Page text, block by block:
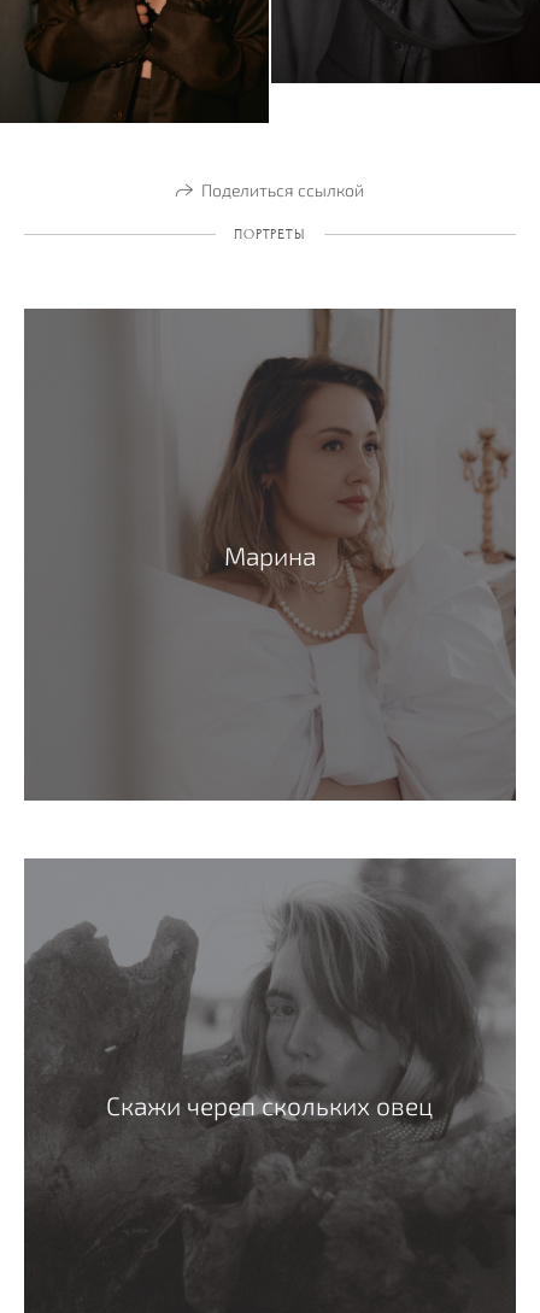
Поделиться ссылкой
ПОРТРЕТЫ
Марина
Скажи череп скольких овец